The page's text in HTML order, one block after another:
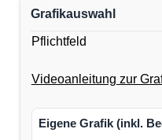
Grafikauswahl
Pflichtfeld
Videoanleitung zur
Eigene Grafik (inkl.